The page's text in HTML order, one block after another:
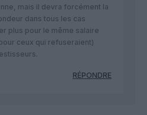
mais il devra forcément la
dans tous les cas
plus pour le même salaire
ceux qui refuseraient)
RÉPONDRE